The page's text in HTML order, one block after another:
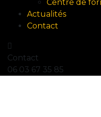
Centre de
Actualités
Contact
Contact
06 03 67 35 85